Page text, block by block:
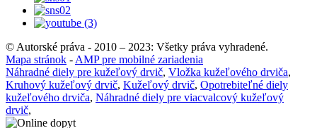
© Autorské práva - 2010 – 2023: Všetky práva vyhradené.
Mapa stránok - AMP pre mobilné zariadenia
Náhradné diely pre kužeľový drvič, Vložka kužeľového drviča,
Kruhový kužeľový drvič, Kužeľový drvič, Opotrebiteľné diely
kužeľového drviča, Náhradné diely pre viacvalcový kužeľový
drvič,